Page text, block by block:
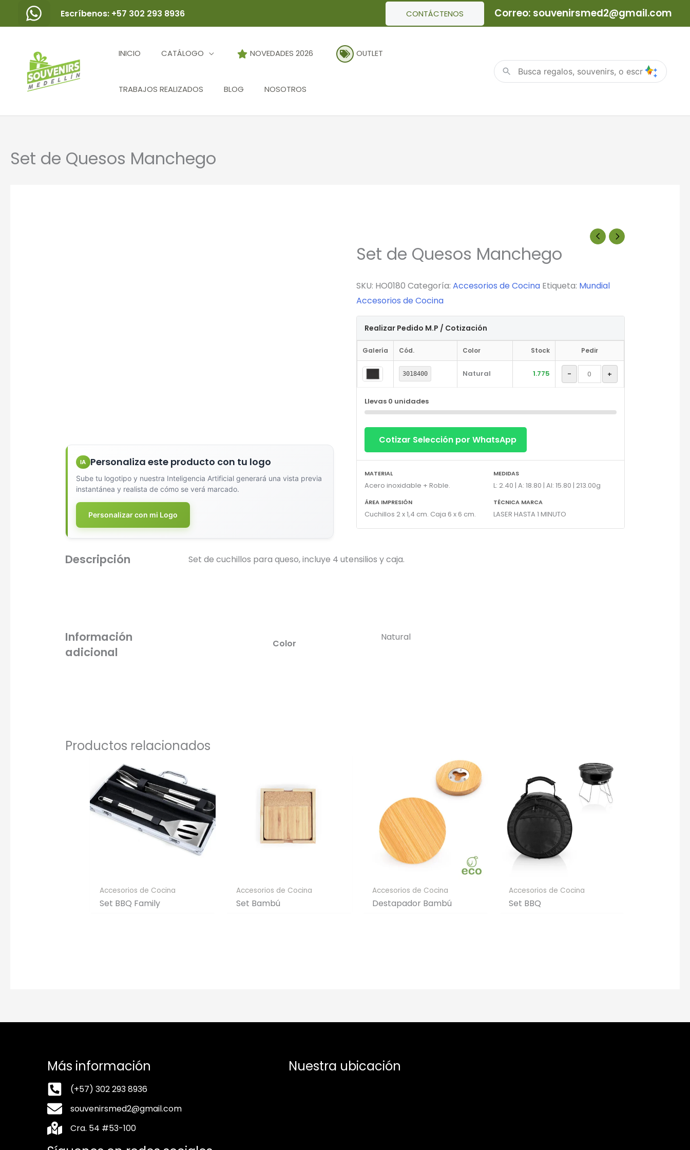
Escríbenos: +57 302 293 8936 CONTÁCTENOS Correo: souvenirsmed2@gmail.com
INICIO CATÁLOGO NOVEDADES 2026 OUTLET
TRABAJOS REALIZADOS BLOG NOSOTROS
Set de Quesos Manchego
IA Personaliza este producto con tu logo
Sube tu logotipo y nuestra Inteligencia Artificial generará una vista previa
instantánea y realista de cómo se verá marcado.
Personalizar con mi Logo
Diseñador de Vistas Previas con IA ×
Set de Quesos Manchego
SKU: HO0180 Categoría: Accesorios de Cocina Etiqueta: Mundial
Accesorios de Cocina
Realizar Pedido M.P / Cotización
Galería Cód. Color Stock Pedir
3018400 Natural 1.775 - +
Llevas 0 unidades
Cotizar Selección por WhatsApp
MATERIAL
Acero inoxidable + Roble.
MEDIDAS
L: 2.40 | A: 18.80 | Al: 15.80 | 213.00g
ÁREA IMPRESIÓN
Cuchillos 2 x 1,4 cm. Caja 6 x 6 cm.
TÉCNICA MARCA
LASER HASTA 1 MINUTO
Descripción Set de cuchillos para queso, incluye 4 utensilios y caja.
Información
adicional
Color
Natural
Productos relacionados
Accesorios de Cocina
Set BBQ Family
Accesorios de Cocina
Set Bambú
Accesorios de Cocina
Destapador Bambú
Accesorios de Cocina
Set BBQ
Más información
(+57) 302 293 8936
souvenirsmed2@gmail.com
Cra. 54 #53-100
Nuestra ubicación